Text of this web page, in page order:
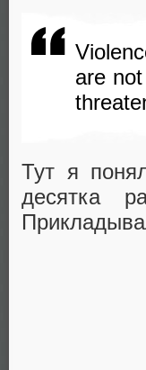
are
Тут я
десятка